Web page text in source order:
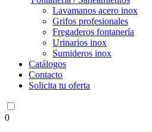
Lavamanos acero inox
Grifos profesionales
Fregaderos fontanería
Urinarios inox
Sumideros inox
Catálogos
Contacto
Solicita tu oferta
0